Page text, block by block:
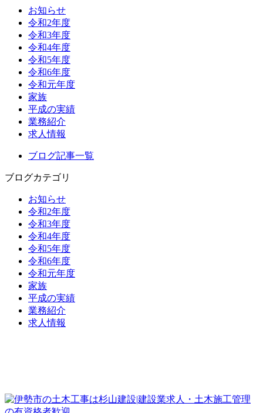
お知らせ
令和2年度
令和3年度
令和4年度
令和5年度
令和6年度
令和元年度
家族
平成の実績
業務紹介
求人情報
ブログ記事一覧
ブログカテゴリ
お知らせ
令和2年度
令和3年度
令和4年度
令和5年度
令和6年度
令和元年度
家族
平成の実績
業務紹介
求人情報